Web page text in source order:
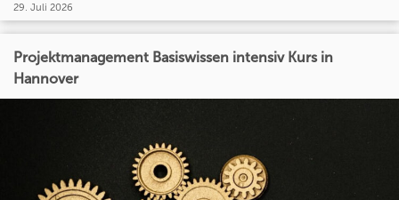
29. Juli 2026
Projektmanagement Basiswissen intensiv Kurs in
Hannover